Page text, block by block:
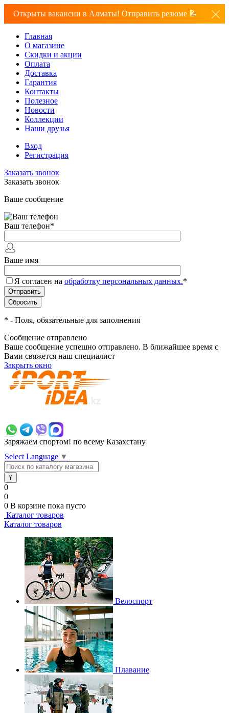
Открыты вакансии в Алматы! Отправить резюме 📝
Главная
О магазине
Скидки и акции
Оплата
Доставка
Гарантия
Контакты
Полезное
Новости
Коллекции
Наши друзья
Вход
Регистрация
Заказать звонок
Заказать звонок
Ваше сообщение
Ваш телефон*
Ваше имя
Я согласен на обработку персональных данных.*
* - Поля, обязательные для заполнения
Сообщение отправлено
Ваше сообщение успешно отправлено. В ближайшее время с
Вами свяжется наш специалист
Закрыть окно
Заряжаем спортом! по всему Казахстану
Select Language ▼
0
0
0 В корзине пока пусто
Каталог товаров
Каталог товаров
Велоспорт
Плавание